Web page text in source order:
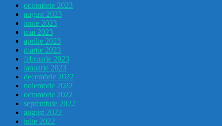
octombrie 2023
august 2023
iunie 2023
mai 2023
aprilie 2023
martie 2023
februarie 2023
ianuarie 2023
decembrie 2022
noiembrie 2022
octombrie 2022
septembrie 2022
august 2022
iulie 2022